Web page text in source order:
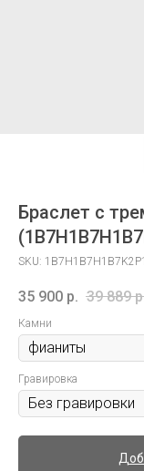
Браслет с
SKU: 1B7H1B7H1B7K2P1
35 900 р. 39 889
Камни
Гравировка